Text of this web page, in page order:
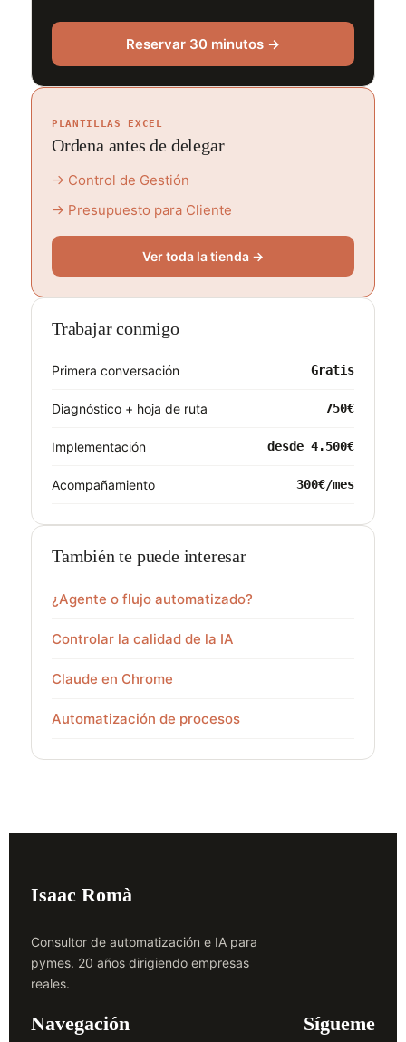
Reservar 30 minutos →
PLANTILLAS EXCEL
Ordena antes de delegar
→ Control de Gestión
→ Presupuesto para Cliente
Ver toda la tienda →
Trabajar conmigo
Primera conversación Gratis
Diagnóstico + hoja de ruta 750€
Implementación desde 4.500€
Acompañamiento 300€/mes
También te puede interesar
¿Agente o flujo automatizado?
Controlar la calidad de la IA
Claude en Chrome
Automatización de procesos
Isaac Romà
Consultor de automatización e IA para
pymes. 20 años dirigiendo empresas
reales.
Navegación Sígueme